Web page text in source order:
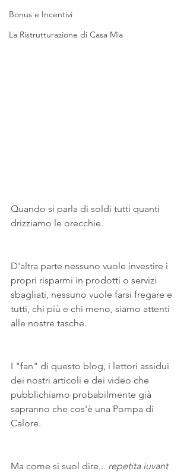
Bonus e Incentivi
La Ristrutturazione di Casa Mia
Quando si parla di soldi tutti quanti
drizziamo le orecchie.
D'altra parte nessuno vuole investire i
propri risparmi in prodotti o servizi
sbagliati, nessuno vuole farsi fregare e
tutti, chi più e chi meno, siamo attenti
alle nostre tasche.
I "fan" di questo blog, i lettori assidui
dei nostri articoli e dei video che
pubblichiamo probabilmente già
sapranno che cos'è una Pompa di
Calore.
Ma come si suol dire... repetita iuvant